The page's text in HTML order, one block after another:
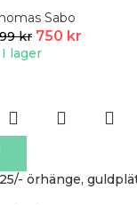
Sabo
kr 750 kr
I lager
örhänge,